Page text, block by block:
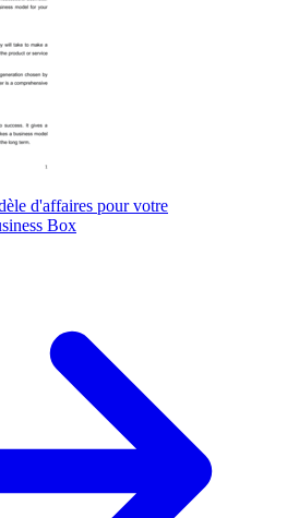
d'affaires pour votre
Box